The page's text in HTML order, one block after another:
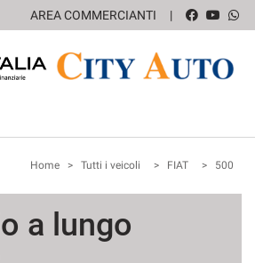
AREA COMMERCIANTI
Home > Tutti i veicoli > FIAT > 500
a lungo